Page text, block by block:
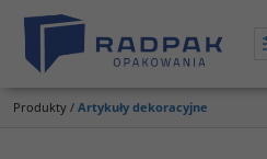
Produkty / Artykuły dekoracyjne